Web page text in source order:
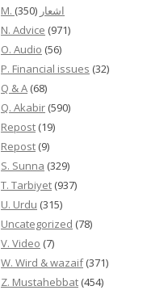
M. اشعار (350)
N. Advice (971)
O. Audio (56)
P. Financial issues (32)
Q & A (68)
Q. Akabir (590)
Repost (19)
Repost (9)
S. Sunna (329)
T. Tarbiyet (937)
U. Urdu (315)
Uncategorized (78)
V. Video (7)
W. Wird & wazaif(371)
Z. Mustahebbat (454)